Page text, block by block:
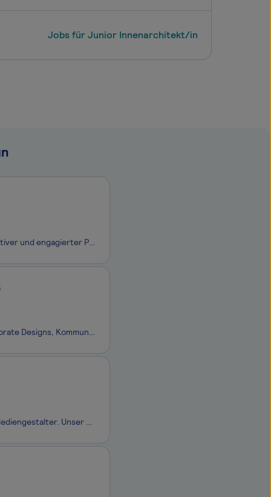
Jobs für Junior Innenarchitekt/in
Grenzenlose Bildung – ein Leben lang Bereichern Sie die Rahn Education als kreativer und engagierter Praktikant in unserer Kommunikationsabteilung.
Du unterstützt unser Kreativteam bei der Entwicklung und Umsetzung von Corporate Designs, Kommunikationsmitteln und Eventmaterialien für Kundenprojekte sowie interne Aufgaben Du wirkst bei der Erstellung, Adaption und Optimierung von Print- und Digitalmedien mit Du setzt auf Basis klarer Briefings
Bei Kreativ&Söhne sind wir auf der Suche nach einem kreativen Kopf wie dir als Mediengestalter. Unser kleines, aber feines Team in Leipzig besteht aus Digital Natives, die mit Leidenschaft und Neugierde an innovativen Projekten arbeiten. Seit über 10 Jahren stehen wir unseren Kunden als erfahren